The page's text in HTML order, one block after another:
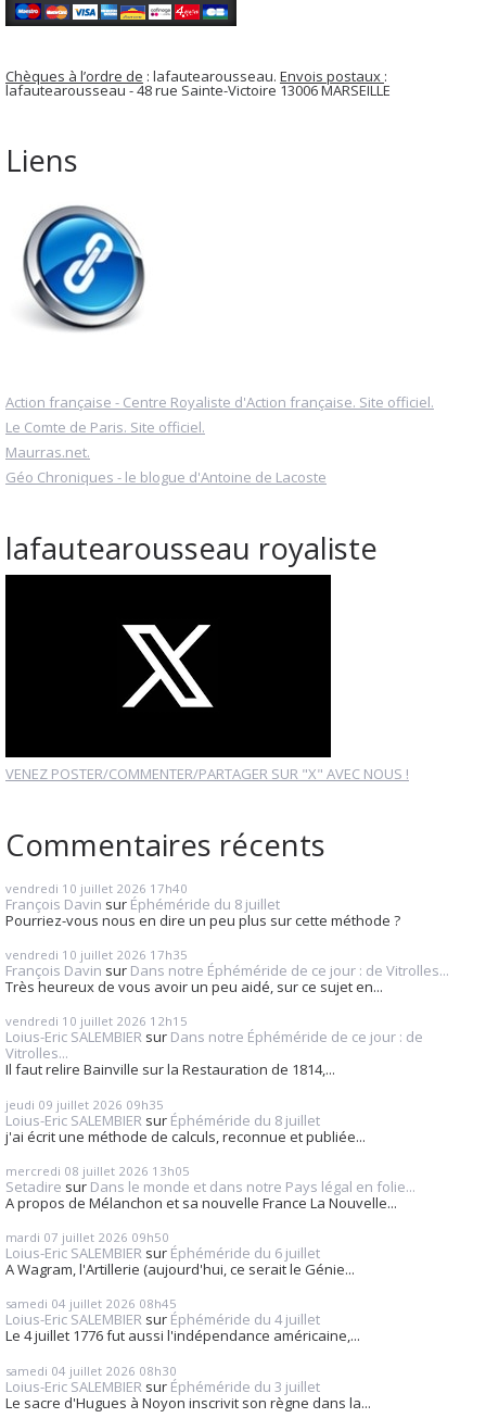
Chèques à l’ordre de : lafautearousseau. Envois postaux :
lafautearousseau - 48 rue Sainte-Victoire 13006 MARSEILLE
Liens
Action française - Centre Royaliste d'Action française. Site officiel.
Le Comte de Paris. Site officiel.
Maurras.net.
Géo Chroniques - le blogue d'Antoine de Lacoste
lafautearousseau royaliste
VENEZ POSTER/COMMENTER/PARTAGER SUR "X" AVEC NOUS !
Commentaires récents
vendredi 10 juillet 2026 17h40
François Davin sur Éphéméride du 8 juillet
Pourriez-vous nous en dire un peu plus sur cette méthode ?
vendredi 10 juillet 2026 17h35
François Davin sur Dans notre Éphéméride de ce jour : de Vitrolles...
Très heureux de vous avoir un peu aidé, sur ce sujet en...
vendredi 10 juillet 2026 12h15
Loius-Eric SALEMBIER sur Dans notre Éphéméride de ce jour : de
Vitrolles...
Il faut relire Bainville sur la Restauration de 1814,...
jeudi 09 juillet 2026 09h35
Loius-Eric SALEMBIER sur Éphéméride du 8 juillet
j'ai écrit une méthode de calculs, reconnue et publiée...
mercredi 08 juillet 2026 13h05
Setadire sur Dans le monde et dans notre Pays légal en folie...
A propos de Mélanchon et sa nouvelle France La Nouvelle...
mardi 07 juillet 2026 09h50
Loius-Eric SALEMBIER sur Éphéméride du 6 juillet
A Wagram, l'Artillerie (aujourd'hui, ce serait le Génie...
samedi 04 juillet 2026 08h45
Loius-Eric SALEMBIER sur Éphéméride du 4 juillet
Le 4 juillet 1776 fut aussi l'indépendance américaine,...
samedi 04 juillet 2026 08h30
Loius-Eric SALEMBIER sur Éphéméride du 3 juillet
Le sacre d'Hugues à Noyon inscrivit son règne dans la...